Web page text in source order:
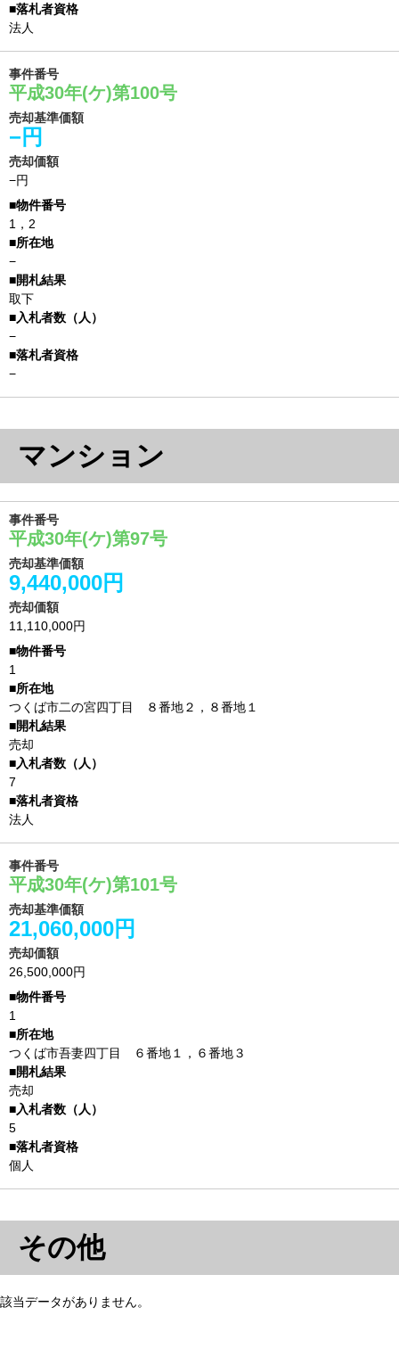
法人
事件番号
平成30年(ケ)第100号
売却基準価額
−円
売却価額
−円
1，2
−
取下
−
−
マンション
事件番号
平成30年(ケ)第97号
売却基準価額
9,440,000円
売却価額
11,110,000円
1
つくば市二の宮四丁目 ８番地２，８番地１
売却
7
法人
事件番号
平成30年(ケ)第101号
売却基準価額
21,060,000円
売却価額
26,500,000円
1
つくば市吾妻四丁目 ６番地１，６番地３
売却
5
個人
その他
該当データがありません。